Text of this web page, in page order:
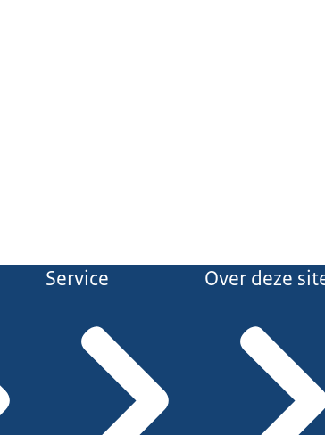
Service Over deze